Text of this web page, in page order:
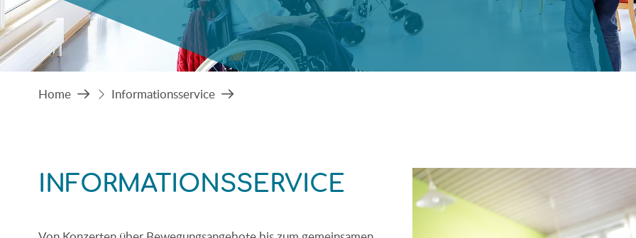
Home Informationsservice
INFORMATIONSSERVICE